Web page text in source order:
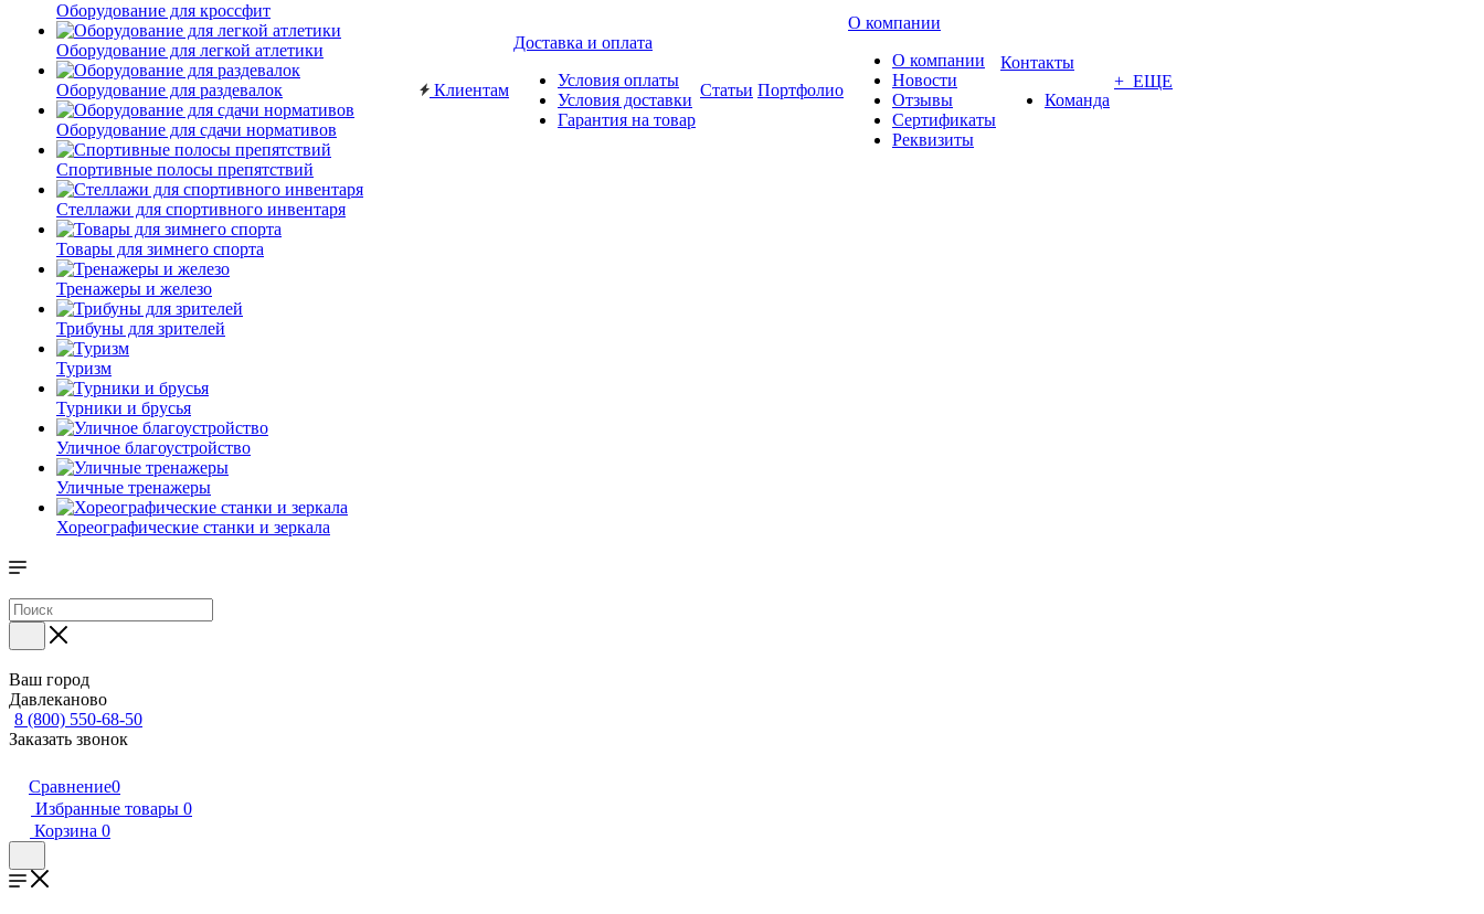
Оборудование для кроссфит
Оборудование для легкой атлетики
Оборудование для раздевалок
Оборудование для сдачи нормативов
Спортивные полосы препятствий
Стеллажи для спортивного инвентаря
Товары для зимнего спорта
Тренажеры и железо
Трибуны для зрителей
Туризм
Турники и брусья
Уличное благоустройство
Уличные тренажеры
Хореографические станки и зеркала
Клиентам
Доставка и оплата
Условия оплаты
Условия доставки
Гарантия на товар
Статьи Портфолио
О компании
О компании
Новости
Отзывы
Сертификаты
Реквизиты
Контакты
Команда
+ ЕЩЕ
Ваш город
Давлеканово
8 (800) 550-68-50
Заказать звонок
Сравнение0
Избранные товары 0
Корзина 0